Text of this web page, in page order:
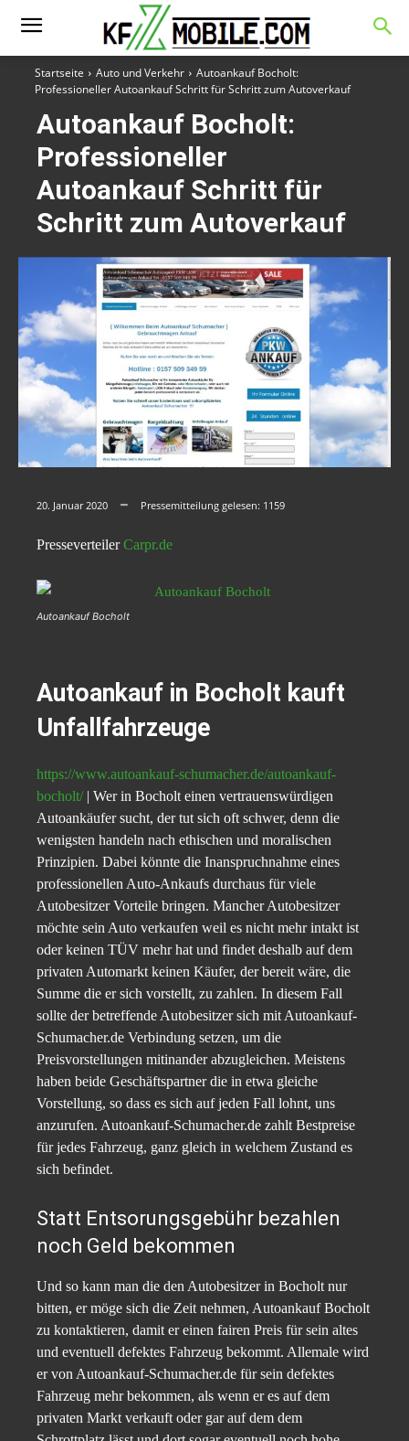
Startseite Auto und Verkehr
Autoankauf Bocholt:
Professioneller Autoankauf Schritt für Schritt zum Autoverkauf
Autoankauf Bocholt:
Professioneller
Autoankauf Schritt für
Schritt zum Autoverkauf
20. Januar 2020 Pressemitteilung gelesen: 1159
PresseverteilerCarpr.de
Autoankauf Bocholt
Autoankauf in Bocholt kauft
Unfallfahrzeuge
https://www.autoankauf-schumacher.de/autoankauf-
bocholt/| Wer in Bocholt einen vertrauenswürdigen
Autoankäufer sucht, der tut sich oft schwer, denn die
wenigsten handeln nach ethischen und moralischen
Prinzipien. Dabei könnte die Inanspruchnahme eines
professionellen Auto-Ankaufs durchaus für viele
Autobesitzer Vorteile bringen. Mancher Autobesitzer
möchte sein Auto verkaufen weil es nicht mehr intakt ist
oder keinen TÜV mehr hat und findet deshalb auf dem
privaten Automarkt keinen Käufer, der bereit wäre, die
Summe die er sich vorstellt, zu zahlen. In diesem Fall
sollte der betreffende Autobesitzer sich mit Autoankauf-
Schumacher.de Verbindung setzen, um die
Preisvorstellungen mitinander abzugleichen. Meistens
haben beide Geschäftspartner die in etwa gleiche
Vorstellung, so dass es sich auf jeden Fall lohnt, uns
anzurufen. Autoankauf-Schumacher.de zahlt Bestpreise
für jedes Fahrzeug, ganz gleich in welchem Zustand es
sich befindet.
Statt Entsorungsgebühr bezahlen
noch Geld bekommen
Und so kann man die den Autobesitzer in Bocholt nur
bitten, er möge sich die Zeit nehmen, Autoankauf Bocholt
zu kontaktieren, damit er einen fairen Preis für sein altes
und eventuell defektes Fahrzeug bekommt. Allemale wird
er von Autoankauf-Schumacher.de für sein defektes
Fahrzeug mehr bekommen, als wenn er es auf dem
privaten Markt verkauft oder gar auf dem dem